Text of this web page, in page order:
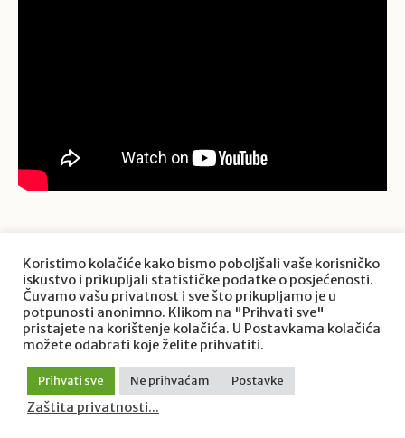
Koristimo kolačiće kako bismo poboljšali vaše korisničko
iskustvo i prikupljali statističke podatke o posjećenosti.
Čuvamo vašu privatnost i sve što prikupljamo je u
potpunosti anonimno. Klikom na "Prihvati sve"
pristajete na korištenje kolačića. U Postavkama kolačića
možete odabrati koje želite prihvatiti.
Prihvati sve Ne prihvaćam Postavke
Zaštita privatnosti...